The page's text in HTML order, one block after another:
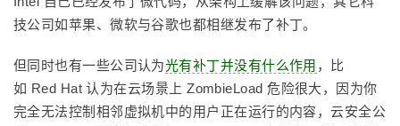
技公司如苹果、微软与谷歌也都相继发布了补丁。
但同时也有一些公司认为光有补丁并没有什么作用 ，比
如 Red Hat 认为在云场景上 ZombieLoad 危险很大，因为你
完全无法控制相邻虚拟机中的用户正在运行的内容，云安全公